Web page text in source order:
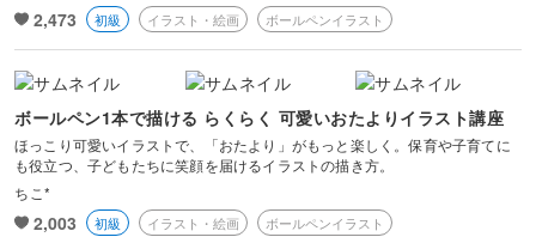
2,473 初級 イラスト・絵画 ボールペンイラスト
ボールペン1本で描ける らくらく 可愛いおたよりイラスト講座
ほっこり可愛いイラストで、「おたより」がもっと楽しく。保育や子育てに
も役立つ、子どもたちに笑顔を届けるイラストの描き方。
ちこ*
2,003 初級 イラスト・絵画 ボールペンイラスト